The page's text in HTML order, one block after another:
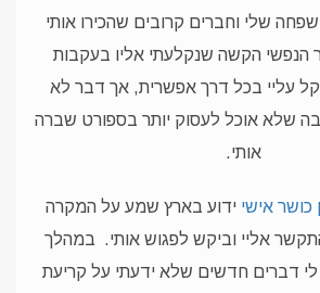
שלי וחברים קרובים שהכירו אותי
הנפשי הקשה שנקלעתי אליו בעקבות
עליי בכל דרך אפשרית, אך דבר לא
שלא אוכל לעסוק יותר בספורט שברה
אותי.
כושר אישי ידוע בארץ שמע על המקרה
אליי וביקש לפגוש אותי. במהלך
לי דברים חדשים שלא ידעתי על קריעת